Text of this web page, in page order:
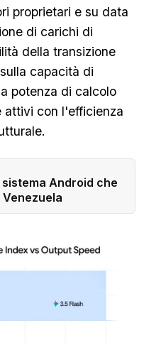
proprietari e su data
di carichi di
della transizione
capacità di
potenza di calcolo
attivi con l'efficienza
Android che